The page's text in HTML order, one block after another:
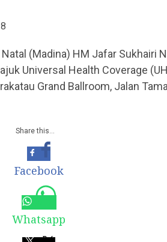
(Madina) HM Jafar Sukhairi
Universal Health Coverage
Grand Ballroom, Jalan
Share this…
Facebook
Whatsapp